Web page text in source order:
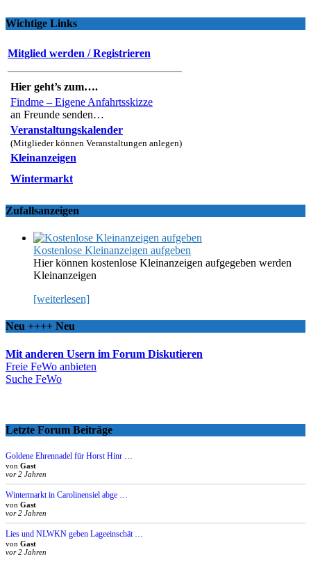
Wichtige Links
Mitglied werden / Registrieren
Hier geht’s zum….
Findme – Eigene Anfahrtsskizze
an Freunde senden…
Veranstaltungskalender
(Mitglieder können Veranstaltungen anlegen)
Kleinanzeigen
Wintermarkt
Zufallsanzeigen
Kostenlose Kleinanzeigen aufgeben
Hier können kostenlose Kleinanzeigen aufgegeben werden
Kleinanzeigen
[weiterlesen]
Neu ++++ Neu
Mit anderen Usern im Forum Diskutieren
Freie FeWo anbieten
Suche FeWo
Letzte Forum Beiträge
Goldene Ehrennadel für Horst Hinr …
von Gast
vor 2 Jahren
Wintermarkt in Carolinensiel abge …
von Gast
vor 2 Jahren
Lies und NLWKN geben Lageeinschät …
von Gast
vor 2 Jahren